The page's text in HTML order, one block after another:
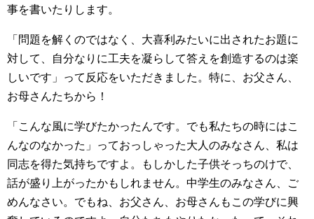
事を書いたりします。
「問題を解くのではなく、大喜利みたいに出されたお題に
対して、自分なりに工夫を凝らして答えを創造するのは楽
しいです」って反応をいただきました。特に、お父さん、
お母さんたちから！
「こんな風に学びたかったんです。でも私たちの時にはこ
んなのなかった」っておっしゃった大人のみなさん、私は
同志を得た気持ちですよ。もしかした子供そっちのけで、
話が盛り上がったかもしれません。中学生のみなさん、ご
めんなさい。でもね、お父さん、お母さんもこの学びに興